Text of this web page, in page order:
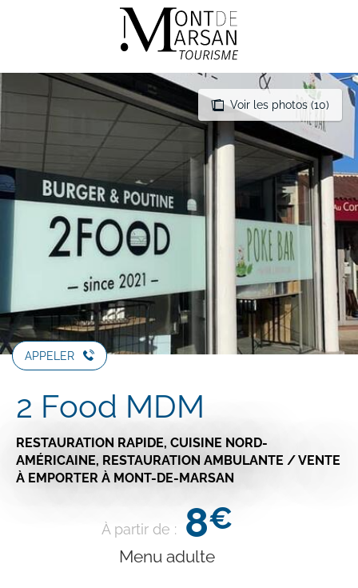
Voir les photos (10)
APPELER
2 Food MDM
RESTAURATION RAPIDE, CUISINE NORD-
AMÉRICAINE, RESTAURATION AMBULANTE / VENTE
À EMPORTER À MONT-DE-MARSAN
À partir de : 8€
Menu adulte